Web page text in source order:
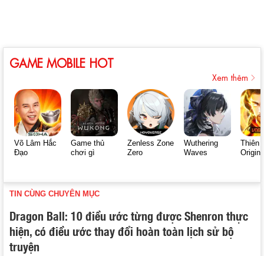
GAME MOBILE HOT
Xem thêm
Võ Lâm Hắc
Đạo
Game thủ
chơi gì
Zenless Zone
Zero
Wuthering
Waves
Thiên
Origin
TIN CÙNG CHUYÊN MỤC
Dragon Ball: 10 điều ước từng được Shenron thực
hiện, có điều ước thay đổi hoàn toàn lịch sử bộ
truyện